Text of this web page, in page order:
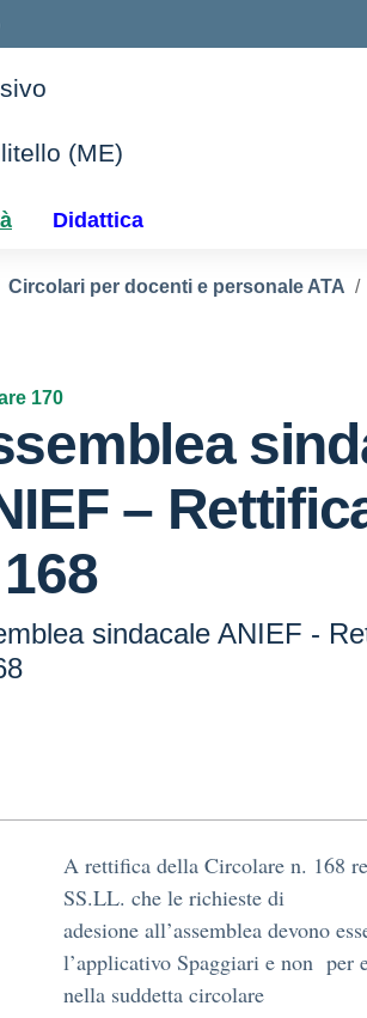
(ME)
Didattica
Circolari per docenti e personale ATA
170
–
sindacale ANIEF -
A rettifica della Circolare n. 168
SS.LL. che le richieste di
adesione all’assemblea devono
l’applicativo Spaggiari e non per
nella suddetta circolare